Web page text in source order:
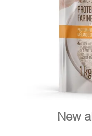
ADD TO
New